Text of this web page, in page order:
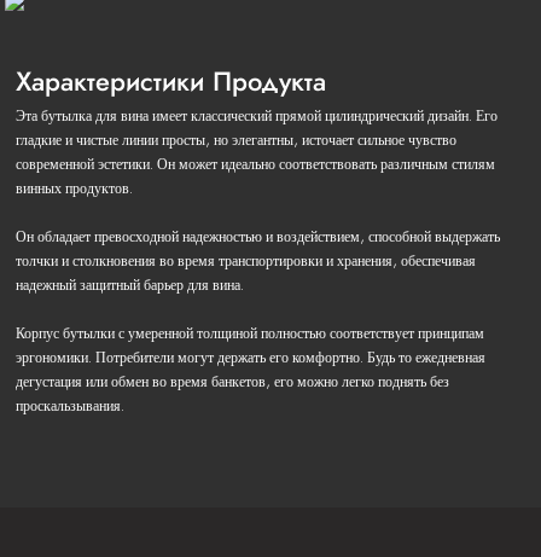
Характеристики Продукта
Эта бутылка для вина имеет классический прямой цилиндрический дизайн. Его
гладкие и чистые линии просты, но элегантны, источает сильное чувство
современной эстетики. Он может идеально соответствовать различным стилям
винных продуктов.
Он обладает превосходной надежностью и воздействием, способной выдержать
толчки и столкновения во время транспортировки и хранения, обеспечивая
надежный защитный барьер для вина.
Корпус бутылки с умеренной толщиной полностью соответствует принципам
эргономики. Потребители могут держать его комфортно. Будь то ежедневная
дегустация или обмен во время банкетов, его можно легко поднять без
проскальзывания.